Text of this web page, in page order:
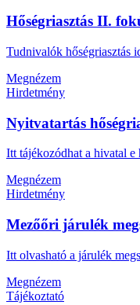
Hőségriasztás II.
Tudnivalók hőségriasztás
Megnézem
Hirdetmény
Nyitvatartás
Itt tájékozódhat a hivatal e
Megnézem
Hirdetmény
Mezőőri járulék
Itt olvasható a járulék
Megnézem
Tájékoztató